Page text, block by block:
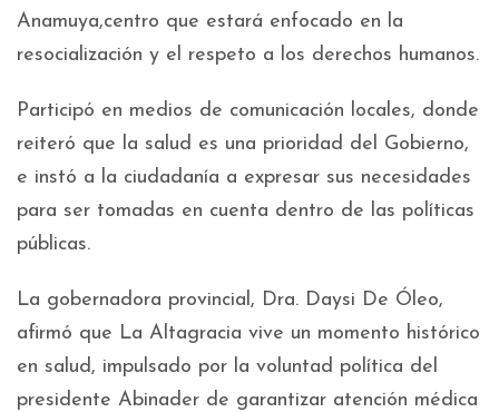
Anamuya,centro que estará enfocado en la
resocialización y el respeto a los derechos humanos.
Participó en medios de comunicación locales, donde
reiteró que la salud es una prioridad del Gobierno,
e instó a la ciudadanía a expresar sus necesidades
para ser tomadas en cuenta dentro de las políticas
públicas.
La gobernadora provincial, Dra. Daysi De Óleo,
afirmó que La Altagracia vive un momento histórico
en salud, impulsado por la voluntad política del
presidente Abinader de garantizar atención médica